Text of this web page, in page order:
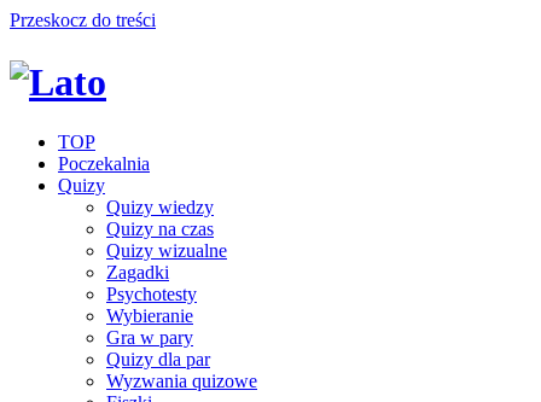
Przeskocz do treści
TOP
Poczekalnia
Quizy
Quizy wiedzy
Quizy na czas
Quizy wizualne
Zagadki
Psychotesty
Wybieranie
Gra w pary
Quizy dla par
Wyzwania quizowe